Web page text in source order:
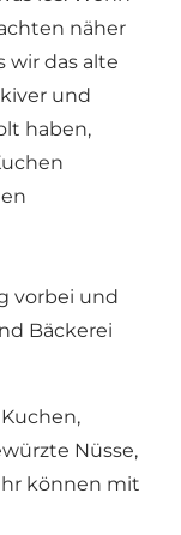
näher
wir das alte
und
haben,
vorbei und
Bäckerei
Nüsse,
können mit